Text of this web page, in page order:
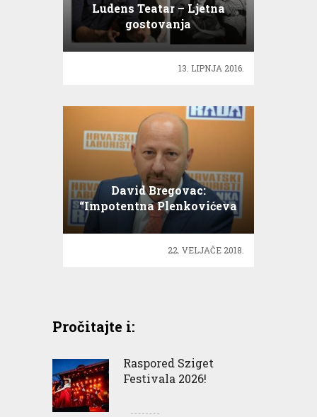
Ludens Teatar – Ljetna
gostovanja
13. LIPNJA 2016.
David Bregovac:
“Impotentna Plenkovićeva
Vlada mora odstupiti”
22. VELJAČE 2018.
Pročitajte i:
Raspored Sziget
Festivala 2026!